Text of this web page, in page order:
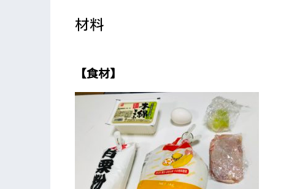
材料
【食材】